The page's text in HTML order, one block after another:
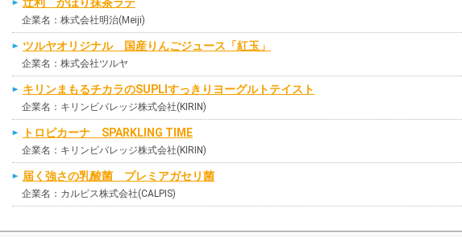
辻利 かほり抹茶ラテ
企業名：株式会社明治(Meiji)
ツルヤオリジナル 国産りんごジュース「紅玉」
企業名：株式会社ツルヤ
キリンまもるチカラのSUPLIすっきりヨーグルトテイスト
企業名：キリンビバレッジ株式会社(KIRIN)
トロピカーナ SPARKLING TIME
企業名：キリンビバレッジ株式会社(KIRIN)
届く強さの乳酸菌 プレミアガセリ菌
企業名：カルピス株式会社(CALPIS)